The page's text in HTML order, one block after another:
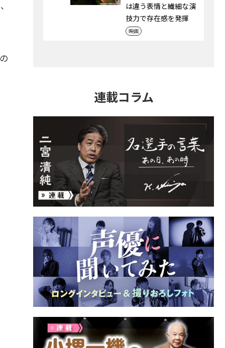
は違う表情と繊細な演
技力で存在感を発揮
映画
連載コラム